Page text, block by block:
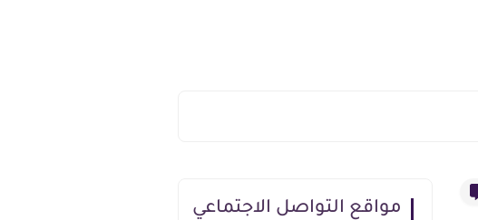
مواقع التواصل الاجتماعي